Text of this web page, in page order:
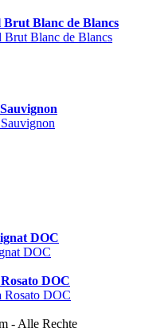
Blanc de Blancs
DOC
DOC
- Alle Rechte